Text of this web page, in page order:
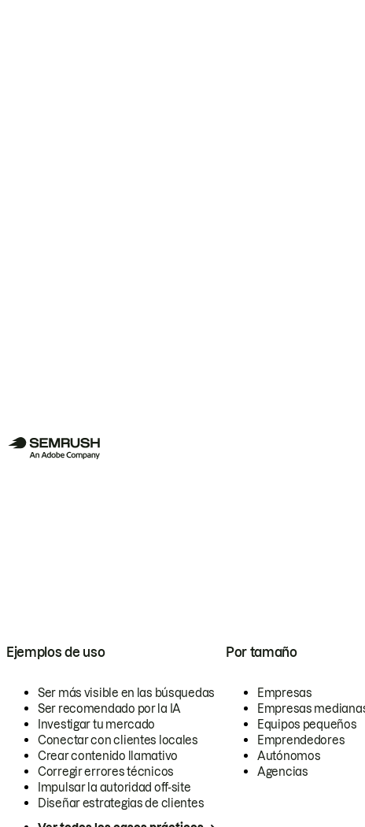
Ejemplos de uso
Ser más visible en las búsquedas
Ser recomendado por la IA
Investigar tu mercado
Conectar con clientes locales
Crear contenido llamativo
Corregir errores técnicos
Impulsar la autoridad off-site
Diseñar estrategias de clientes
Por tamaño
Empresas
Empresas
Equipos pequeños
Emprendedores
Autónomos
Agencias